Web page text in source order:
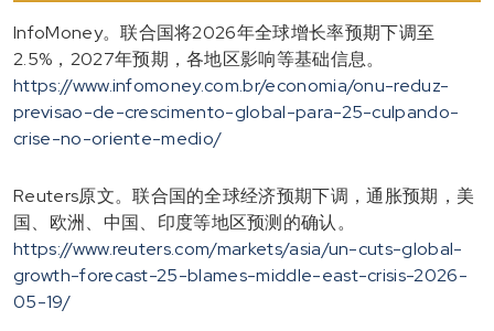
InfoMoney。联合国将2026年全球增长率预期下调至
2.5%，2027年预期，各地区影响等基础信息。
https://www.infomoney.com.br/economia/onu-reduz-
previsao-de-crescimento-global-para-25-culpando-
crise-no-oriente-medio/
Reuters原文。联合国的全球经济预期下调，通胀预期，美
国、欧洲、中国、印度等地区预测的确认。
https://www.reuters.com/markets/asia/un-cuts-global-
growth-forecast-25-blames-middle-east-crisis-2026-
05-19/